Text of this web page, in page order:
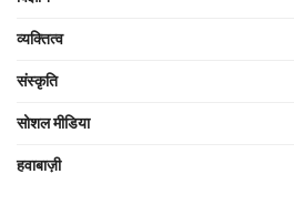
व्यक्तित्व
संस्कृति
सोशल मीडिया
हवाबाज़ी